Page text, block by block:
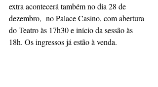
extra acontecerá também no dia 28 de
dezembro,  no Palace Casino, com abertura
do Teatro às 17h30 e início da sessão às
18h. Os ingressos já estão à venda.